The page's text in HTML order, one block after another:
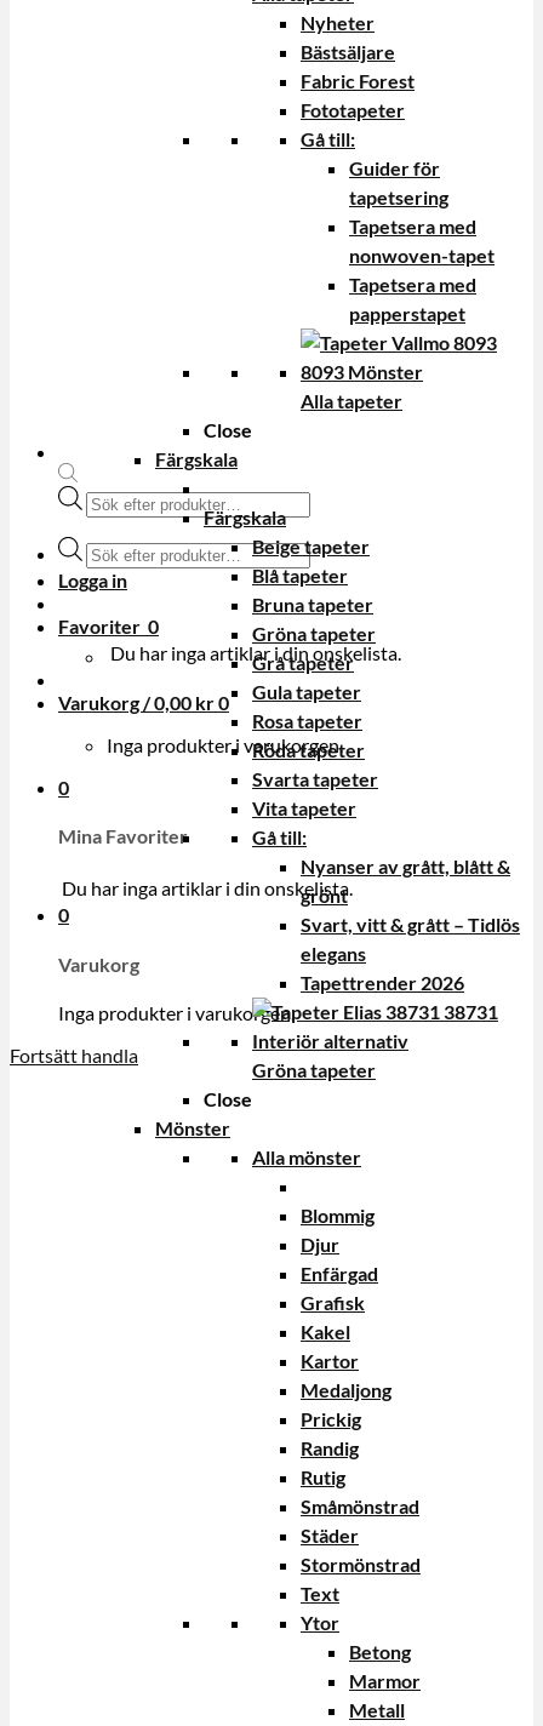
Produktsökning
Produktsökning
Logga in
Favoriter 0
Du har inga artiklar i din onskelista.
Varukorg /0,00 kr0
Inga produkter i varukorgen.
0
Mina Favoriter
Du har inga artiklar i din onskelista.
0
Varukorg
Inga produkter i varukorgen.
Fortsätt handla
Nyheter
Bästsäljare
Fabric Forest
Fototapeter
Gå till:
Guider för
tapetsering
Tapetsera med
nonwoven-tapet
Tapetsera med
papperstapet
Alla tapeter
Close
Färgskala
Färgskala
Beige tapeter
Blå tapeter
Bruna tapeter
Gröna tapeter
Grå tapeter
Gula tapeter
Rosa tapeter
Röda tapeter
Svarta tapeter
Vita tapeter
Gå till:
Nyanser av grått, blått &
grönt
Svart, vitt & grått – Tidlös
elegans
Tapettrender 2026
Gröna tapeter
Close
Mönster
Alla mönster
Blommig
Djur
Enfärgad
Grafisk
Kakel
Kartor
Medaljong
Prickig
Randig
Rutig
Småmönstrad
Städer
Stormönstrad
Text
Ytor
Betong
Marmor
Metall